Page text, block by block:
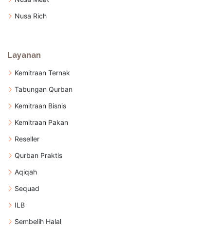
Nusa Rich
Layanan
Kemitraan Ternak
Tabungan Qurban
Kemitraan Bisnis
Kemitraan Pakan
Reseller
Qurban Praktis
Aqiqah
Sequad
ILB
Sembelih Halal